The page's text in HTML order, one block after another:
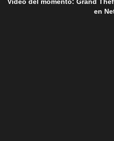
en